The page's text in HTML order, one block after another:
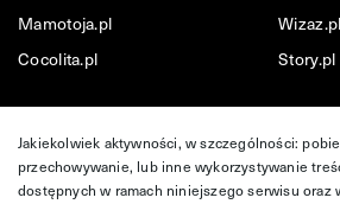
Mamotoja.pl
Wizaz.pl
Cocolita.pl
Story.pl
Jakiekolwiek aktywności, w szczególności:
przechowywanie, lub inne wykorzystywanie
dostępnych w ramach niniejszego serwisu oraz